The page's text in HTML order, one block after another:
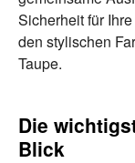
Sicherheit für
den stylischen
Taupe.
Die
Blick